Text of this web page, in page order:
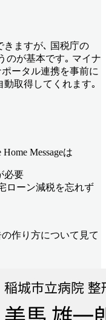
きますが､ 国税庁の
のが基本です｡ マイナ
ータル連携を事前に
取得してくれます｡
Messageは
必要
ローン減税を忘れず
作り方について見て